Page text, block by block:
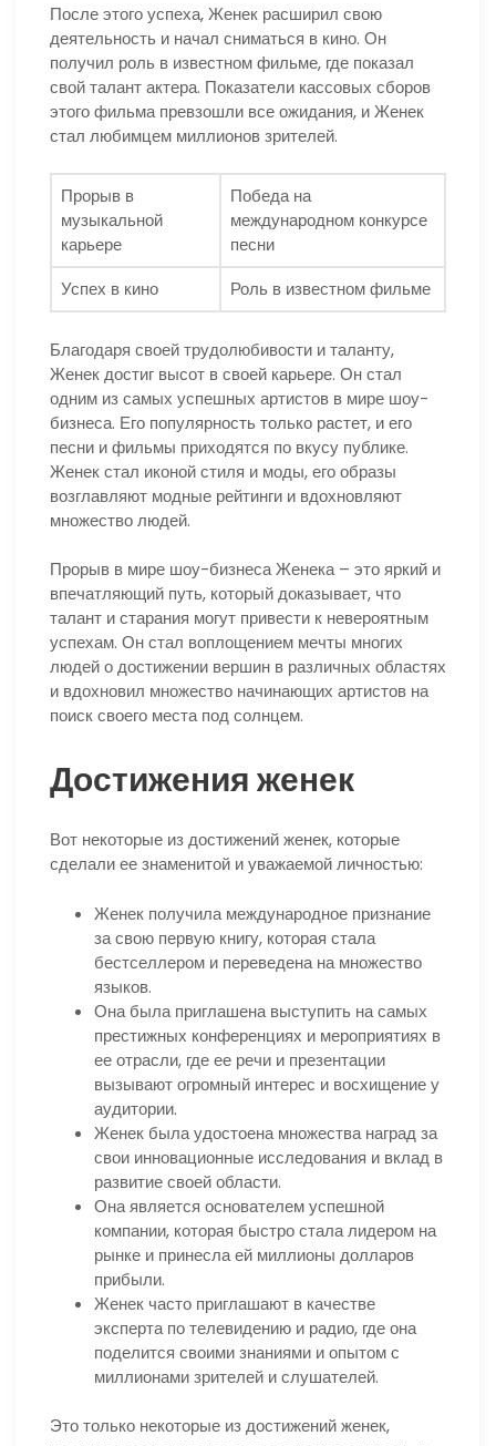
После этого успеха, Женек расширил свою
деятельность и начал сниматься в кино. Он
получил роль в известном фильме, где показал
свой талант актера. Показатели кассовых сборов
этого фильма превзошли все ожидания, и Женек
стал любимцем миллионов зрителей.
Прорыв в
музыкальной
карьере
Победа на
международном конкурсе
песни
Успех в кино
Роль в известном фильме
Благодаря своей трудолюбивости и таланту,
Женек достиг высот в своей карьере. Он стал
одним из самых успешных артистов в мире шоу-
бизнеса. Его популярность только растет, и его
песни и фильмы приходятся по вкусу публике.
Женек стал иконой стиля и моды, его образы
возглавляют модные рейтинги и вдохновляют
множество людей.
Прорыв в мире шоу-бизнеса Женека – это яркий и
впечатляющий путь, который доказывает, что
талант и старания могут привести к невероятным
успехам. Он стал воплощением мечты многих
людей о достижении вершин в различных областях
и вдохновил множество начинающих артистов на
поиск своего места под солнцем.
Достижения женек
Вот некоторые из достижений женек, которые
сделали ее знаменитой и уважаемой личностью:
Женек получила международное признание
за свою первую книгу, которая стала
бестселлером и переведена на множество
языков.
Она была приглашена выступить на самых
престижных конференциях и мероприятиях в
ее отрасли, где ее речи и презентации
вызывают огромный интерес и восхищение у
аудитории.
Женек была удостоена множества наград за
свои инновационные исследования и вклад в
развитие своей области.
Она является основателем успешной
компании, которая быстро стала лидером на
рынке и принесла ей миллионы долларов
прибыли.
Женек часто приглашают в качестве
эксперта по телевидению и радио, где она
поделится своими знаниями и опытом с
миллионами зрителей и слушателей.
Это только некоторые из достижений женек,